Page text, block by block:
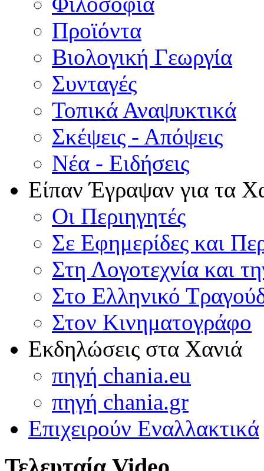
Προϊόντα
Βιολογική Γεωργία
Συνταγές
Τοπικά Αναψυκτικά
Σκέψεις - Απόψεις
Νέα - Ειδήσεις
Είπαν Έγραψαν για τα
Οι Περιηγητές
Σε Εφημερίδες και
Στη Λογοτεχνία και
Στο Ελληνικό
Στον Κινηματογράφο
Εκδηλώσεις στα Χανιά
πηγή chania.eu
πηγή chania.gr
Επιχειρούν Εναλλακτικά